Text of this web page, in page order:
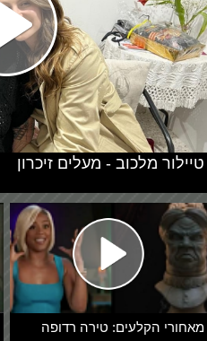
מאחורי הקלעים: טירה רדופה
טיילור מלכוב - מעלים זיכרון